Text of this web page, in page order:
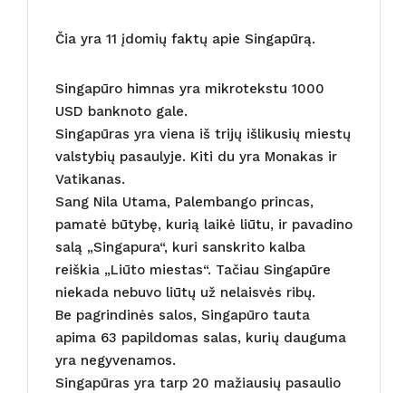
Čia yra 11 įdomių faktų apie Singapūrą.
Singapūro himnas yra mikrotekstu 1000
USD banknoto gale.
Singapūras yra viena iš trijų išlikusių miestų
valstybių pasaulyje. Kiti du yra Monakas ir
Vatikanas.
Sang Nila Utama, Palembango princas,
pamatė būtybę, kurią laikė liūtu, ir pavadino
salą „Singapura“, kuri sanskrito kalba
reiškia „Liūto miestas“. Tačiau Singapūre
niekada nebuvo liūtų už nelaisvės ribų.
Be pagrindinės salos, Singapūro tauta
apima 63 papildomas salas, kurių dauguma
yra negyvenamos.
Singapūras yra tarp 20 mažiausių pasaulio